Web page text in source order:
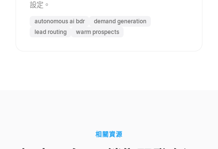
設定。
autonomous ai bdr
demand generation
lead routing
warm prospects
相關資源